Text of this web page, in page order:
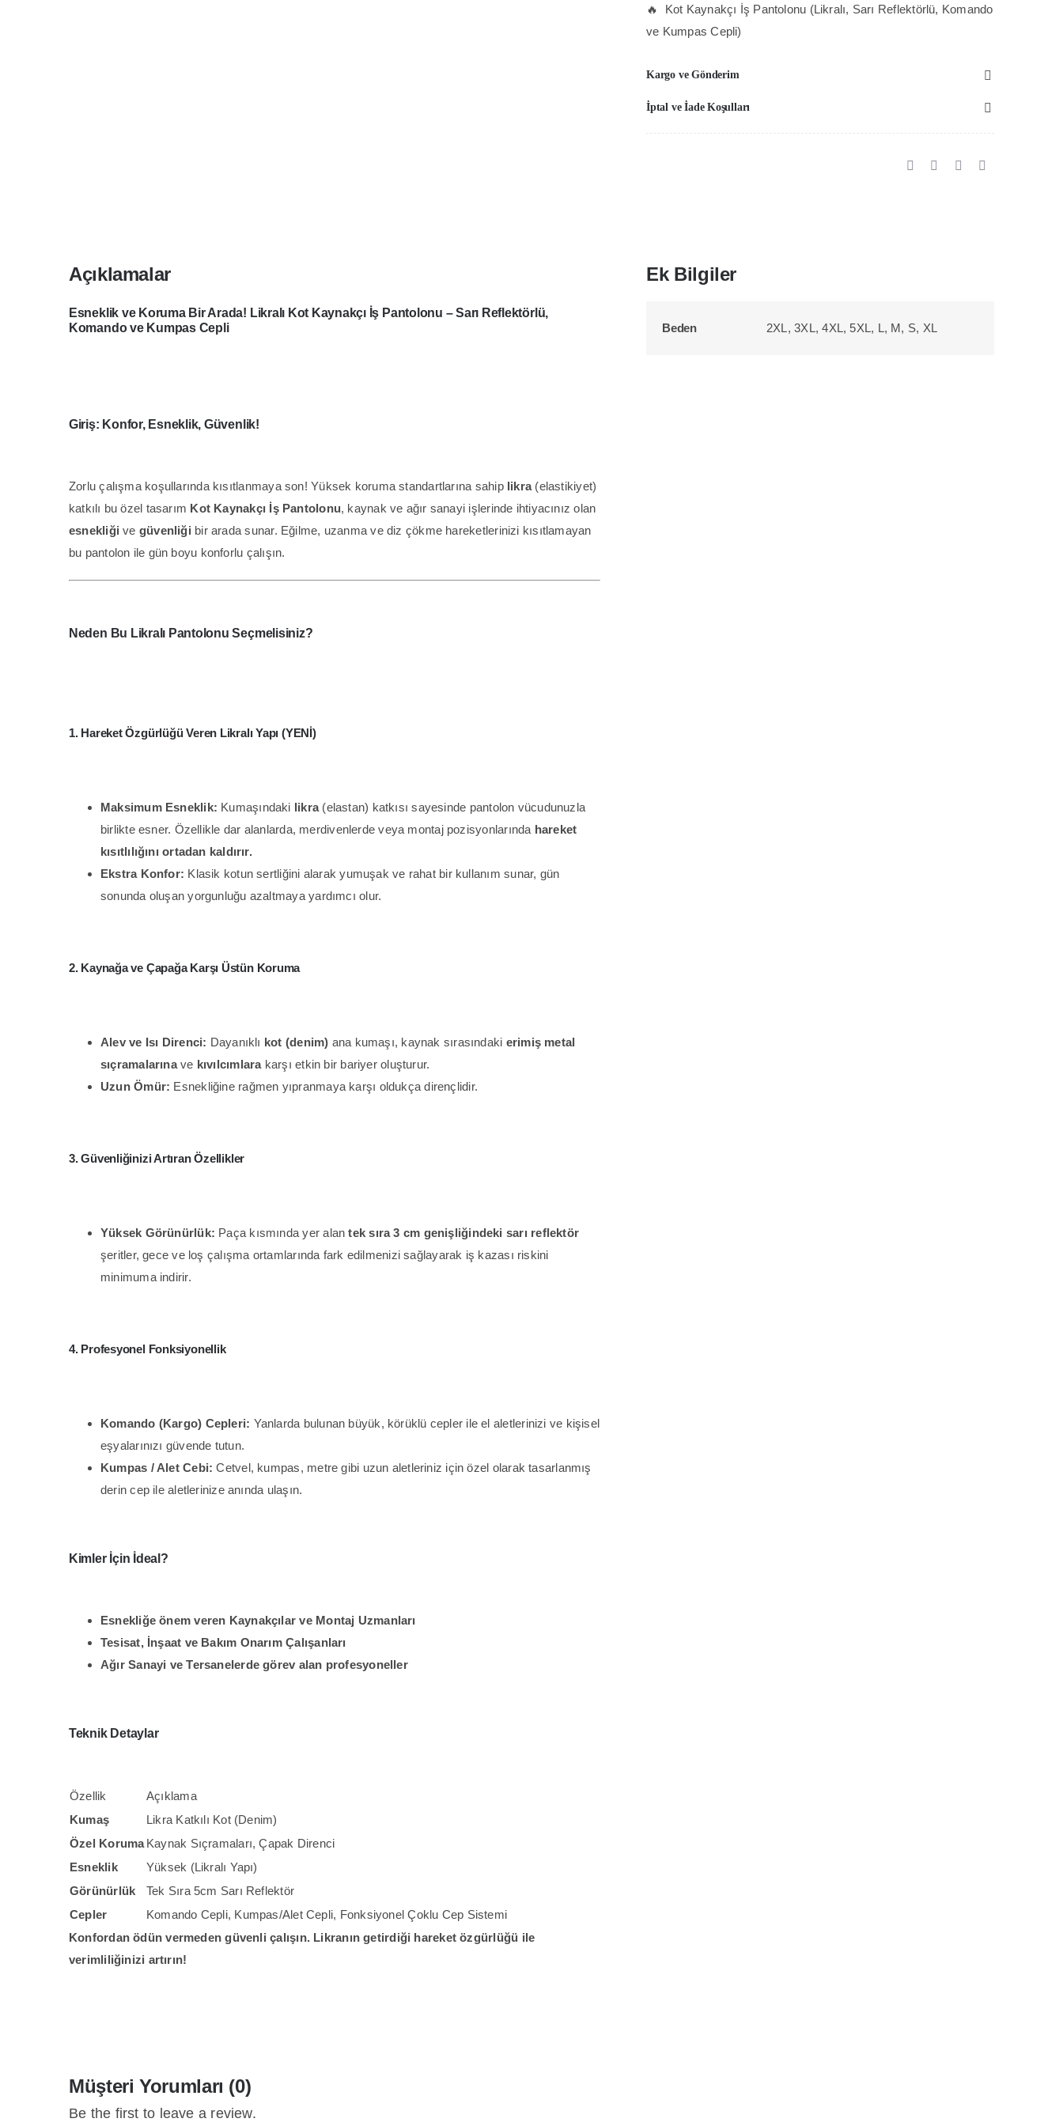
sarı
reflektörlü
kumpas
🔥 Kot Kaynakçı İş Pantolonu (Likralı, Sarı Reflektörlü, Komando
ve Kumpas Cepli)
Kargo ve Gönderim
İptal ve İade Koşulları
Açıklamalar
Esneklik ve Koruma Bir Arada! Likralı Kot Kaynakçı İş Pantolonu – Sarı Reflektörlü,
Komando ve Kumpas Cepli
Giriş: Konfor, Esneklik, Güvenlik!
Zorlu çalışma koşullarında kısıtlanmaya son! Yüksek koruma standartlarına sahip likra(elastikiyet)
katkılı bu özel tasarım Kot Kaynakçı İş Pantolonu, kaynak ve ağır sanayi işlerinde ihtiyacınız olan
esnekliği ve güvenliği bir arada sunar. Eğilme, uzanma ve diz çökme hareketlerinizi kısıtlamayan
bu pantolon ile gün boyu konforlu çalışın.
Neden Bu Likralı Pantolonu Seçmelisiniz?
1. Hareket Özgürlüğü Veren Likralı Yapı (YENİ)
Maksimum Esneklik: Kumaşındaki likra(elastan) katkısı sayesinde pantolon vücudunuzla
birlikte esner. Özellikle dar alanlarda, merdivenlerde veya montaj pozisyonlarında hareket
kısıtlılığını ortadan kaldırır.
Ekstra Konfor: Klasik kotun sertliğini alarak yumuşak ve rahat bir kullanım sunar, gün
sonunda oluşan yorgunluğu azaltmaya yardımcı olur.
2. Kaynağa ve Çapağa Karşı Üstün Koruma
Alev ve Isı Direnci: Dayanıklı kot (denim) ana kumaşı, kaynak sırasındaki erimiş metal
sıçramalarınave kıvılcımlarakarşı etkin bir bariyer oluşturur.
Uzun Ömür: Esnekliğine rağmen yıpranmaya karşı oldukça dirençlidir.
3. Güvenliğinizi Artıran Özellikler
Yüksek Görünürlük: Paça kısmında yer alantek sıra 3 cm genişliğindeki sarı reflektör
şeritler, gece ve loş çalışma ortamlarında fark edilmenizi sağlayarak iş kazası riskini
minimuma indirir.
4. Profesyonel Fonksiyonellik
Komando (Kargo) Cepleri: Yanlarda bulunan büyük, körüklü cepler ile el aletlerinizi ve kişisel
eşyalarınızı güvende tutun.
Kumpas / Alet Cebi: Cetvel, kumpas, metre gibi uzun aletleriniz için özel olarak tasarlanmış
derin cep ile aletlerinize anında ulaşın.
Kimler İçin İdeal?
Esnekliğe önem veren Kaynakçılar ve Montaj Uzmanları
Tesisat, İnşaat ve Bakım Onarım Çalışanları
Ağır Sanayi ve Tersanelerde görev alan profesyoneller
Teknik Detaylar
Özellik
Açıklama
Kumaş
Likra Katkılı Kot (Denim)
Özel Koruma Kaynak Sıçramaları, Çapak Direnci
Esneklik
Yüksek (Likralı Yapı)
Görünürlük
Tek Sıra 5cm Sarı Reflektör
Cepler
Komando Cepli, Kumpas/Alet Cepli, Fonksiyonel Çoklu Cep Sistemi
Konfordan ödün vermeden güvenli çalışın. Likranın getirdiği hareket özgürlüğü ile
verimliliğinizi artırın!
Ek Bilgiler
Beden 2XL, 3XL, 4XL, 5XL, L, M, S, XL
Müşteri Yorumları (0)
Be the first to leave a review.